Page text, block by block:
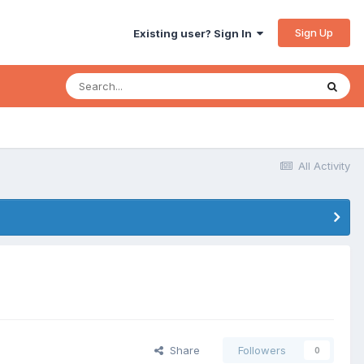
Existing user? Sign In Sign Up
All Activity
Share Followers 0